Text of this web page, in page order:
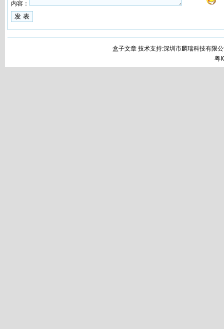
内容：
盒子文章 技术支持:深圳市麟瑞科技有限
粤